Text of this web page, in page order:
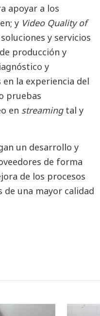
apoyar a los
y Video Quality of
y servicios
producción y
y
la experiencia del
pruebas
en streaming tal y
un desarrollo y
de forma
de los procesos
de una mayor calidad